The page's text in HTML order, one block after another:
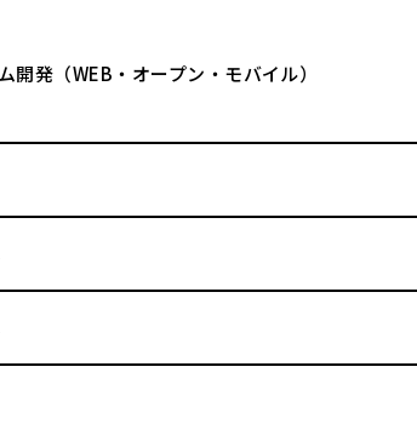
開発（WEB・オープン・モバイル）